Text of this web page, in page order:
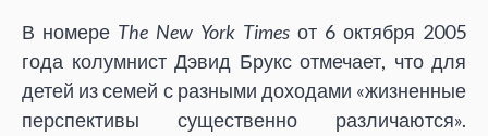
В номере The New York Times от 6 октября 2005
года колумнист Дэвид Брукс отмечает, что для
детей из семей с разными доходами «жизненные
перспективы существенно различаются».